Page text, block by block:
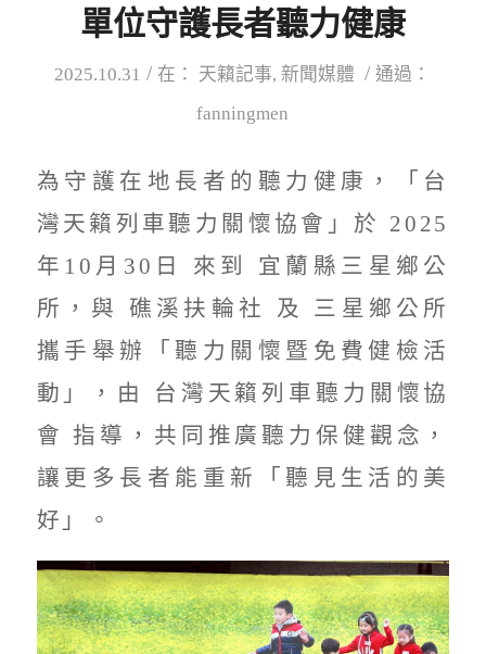
單位守護長者聽力健康
2025.10.31 / 在： 天籟記事,新聞媒體 / 通過：
fanningmen
為守護在地長者的聽力健康，「台
灣天籟列車聽力關懷協會」於 2025
年10月30日 來到 宜蘭縣三星鄉公
所，與 礁溪扶輪社 及 三星鄉公所
攜手舉辦「聽力關懷暨免費健檢活
動」，由 台灣天籟列車聽力關懷協
會 指導，共同推廣聽力保健觀念，
讓更多長者能重新「聽見生活的美
好」。